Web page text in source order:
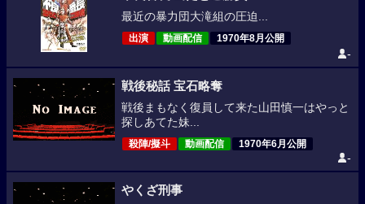
最近の暴力団大滝組の圧迫...
出演 動画配信 1970年8月公開
-
戦後秘話 宝石略奪
戦後まもなく復員して来た山田慎一はやっと
探しあてた妹...
殺陣/擬斗 動画配信 1970年6月公開
-
やくざ刑事